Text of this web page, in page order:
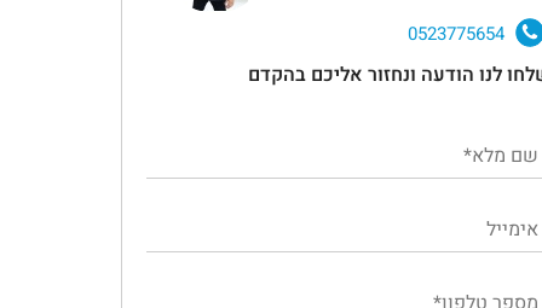
0523775654
לנו הודעה ונחזור אליכם בהקדם